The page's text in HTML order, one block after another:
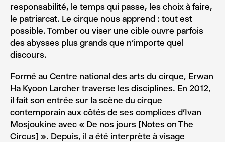
responsabilité, le temps qui passe, les choix à faire,
le patriarcat. Le cirque nous apprend : tout est
possible. Tomber ou viser une cible ouvre parfois
des abysses plus grands que n’importe quel
discours.
Formé au Centre national des arts du cirque, Erwan
Ha Kyoon Larcher traverse les disciplines. En 2012,
il fait son entrée sur la scène du cirque
contemporain aux côtés de ses complices d’Ivan
Mosjoukine avec « De nos jours [Notes on The
Circus] ». Depuis, il a été interprète à visage